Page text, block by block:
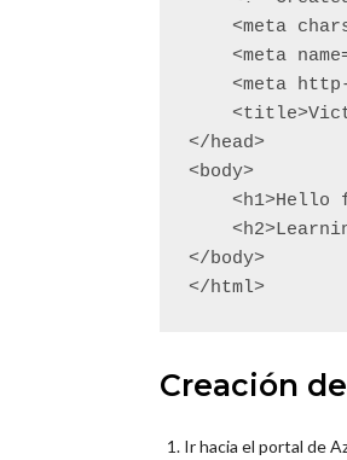
</head>
<body>
</body>
</html>
Creación
Ir hacia el portal de